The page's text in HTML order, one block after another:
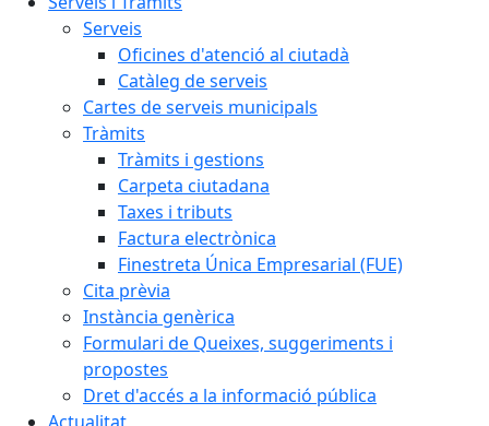
Serveis
Oficines d'atenció al ciutadà
Catàleg de serveis
Cartes de serveis municipals
Tràmits
Tràmits i gestions
Carpeta ciutadana
Taxes i tributs
Factura electrònica
Finestreta Única Empresarial (FUE)
Cita prèvia
Instància genèrica
Formulari de Queixes, suggeriments i
propostes
Dret d'accés a la informació pública